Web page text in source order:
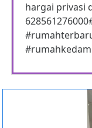
hargai privasi